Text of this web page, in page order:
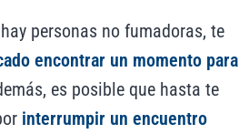
personas no fumadoras, te
encontrar un momento para
es posible que hasta te
interrumpir un encuentro